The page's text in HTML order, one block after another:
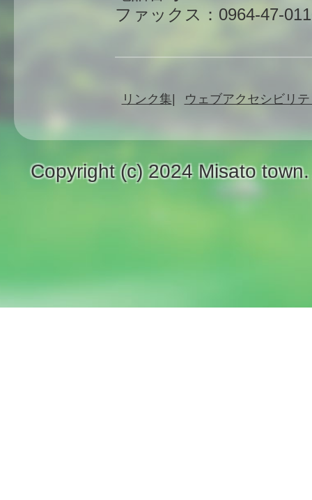
ファックス：0964-47-
リンク集 ウェブアクセシビリ
Copyright (c) 2024 Misato